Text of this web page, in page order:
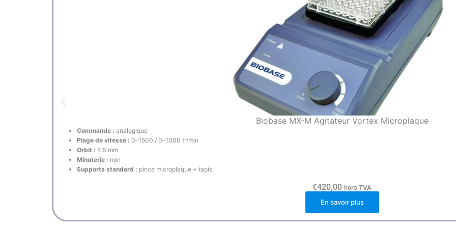
Biobase MX-M Agitateur Vortex Microplaque
Commande : analogique
Plage de vitesse : 0–1500 / 0–1000 tr/min
Orbit : 4,5 mm
Minuterie : non
Supports standard : pince microplaque + tapis
€420,00 hors TVA
En savoir plus